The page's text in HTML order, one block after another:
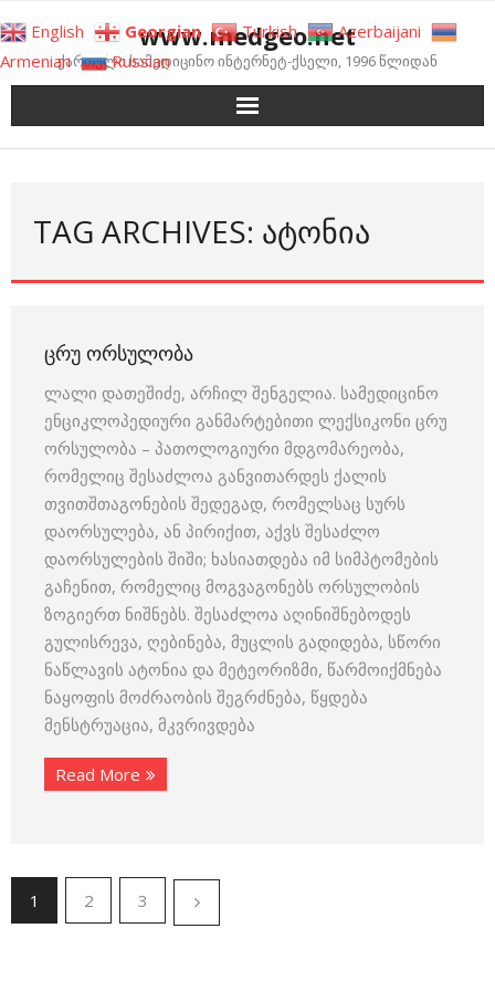
to
content
www.medgeo.net
ქართული სამედიცინო ინტერნეტ-ქსელი, 1996 წლიდან
TAG ARCHIVES: ᲐᲢᲝᲜᲘᲐ
ᲪᲠᲣ ᲝᲠᲡᲣᲚᲝᲑᲐ
ლალი დათეშიძე, არჩილ შენგელია. სამედიცინო
ენციკლოპედიური განმარტებითი ლექსიკონი ცრუ
ორსულობა – პათოლოგიური მდგომარეობა,
რომელიც შესაძლოა განვითარდეს ქალის
თვითშთაგონების შედეგად, რომელსაც სურს
დაორსულება, ან პირიქით, აქვს შესაძლო
დაორსულების შიში; ხასიათდება იმ სიმპტომების
გაჩენით, რომელიც მოგვაგონებს ორსულობის
ზოგიერთ ნიშნებს. შესაძლოა აღინიშნებოდეს
გულისრევა, ღებინება, მუცლის გადიდება, სწორი
ნაწლავის ატონია და მეტეორიზმი, წარმოიქმნება
ნაყოფის მოძრაობის შეგრძნება, წყდება
მენსტრუაცია, მკვრივდება
Read More
1 2 3
English Georgian Turkish
Azerbaijani
Armenian
Russian